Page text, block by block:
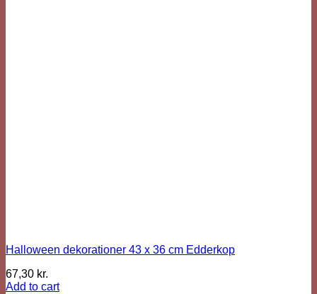
Halloween dekorationer 43 x 36 cm Edderkop
67,30 kr.
Add to cart